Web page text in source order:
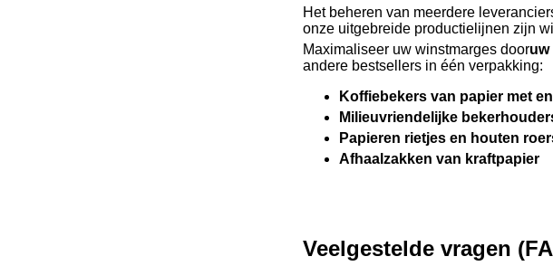
Het beheren van meerdere
onze uitgebreide productielijnen zijn
Maximaliseer uw winstmarges dooruw
andere bestsellers in één verpakking:
Koffiebekers van papier met
Milieuvriendelijke
Papieren rietjes en houten
Afhaalzakken van kraftpapier
Veelgestelde vragen